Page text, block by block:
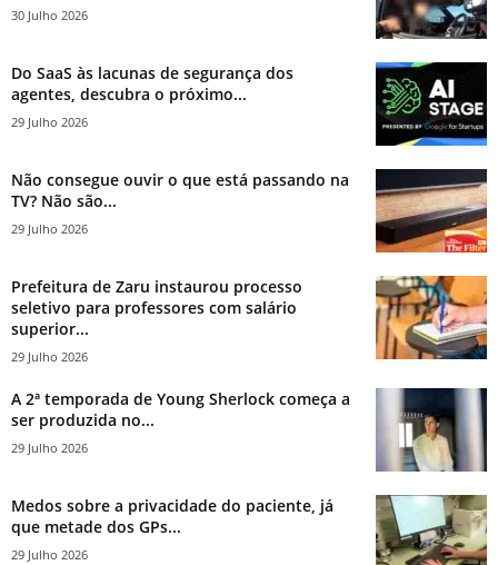
30 Julho 2026
Do SaaS às lacunas de segurança dos
agentes, descubra o próximo...
29 Julho 2026
Não consegue ouvir o que está passando na
TV? Não são...
29 Julho 2026
Prefeitura de Zaru instaurou processo
seletivo para professores com salário
superior...
29 Julho 2026
A 2ª temporada de Young Sherlock começa a
ser produzida no...
29 Julho 2026
Medos sobre a privacidade do paciente, já
que metade dos GPs...
29 Julho 2026